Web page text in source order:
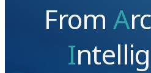
From A
I